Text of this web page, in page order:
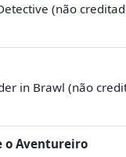
(não
in Brawl (não
o Aventureiro